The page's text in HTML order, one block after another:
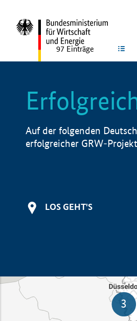
97 Einträge
Auf der folgenden
erfolgreicher GRW-
LOS GEHT'S